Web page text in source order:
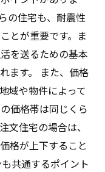
の住宅も、耐震性
とが重要です。ま
を送るための基本
ます。 また、価格
域や物件によって
価格帯は同じくら
文住宅の場合は、
格が上下すること
共通するポイント